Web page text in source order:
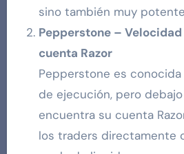
sino también muy
Pepperstone –
cuenta Razor
Pepperstone es
de ejecución, pero
encuentra su cuenta
los traders directamente